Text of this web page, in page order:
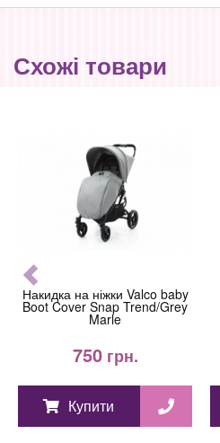
Схожі товари
Накидка на ніжки Valco baby
Boot Cover Snap Trend/Grey
Marle
750грн.
Купити